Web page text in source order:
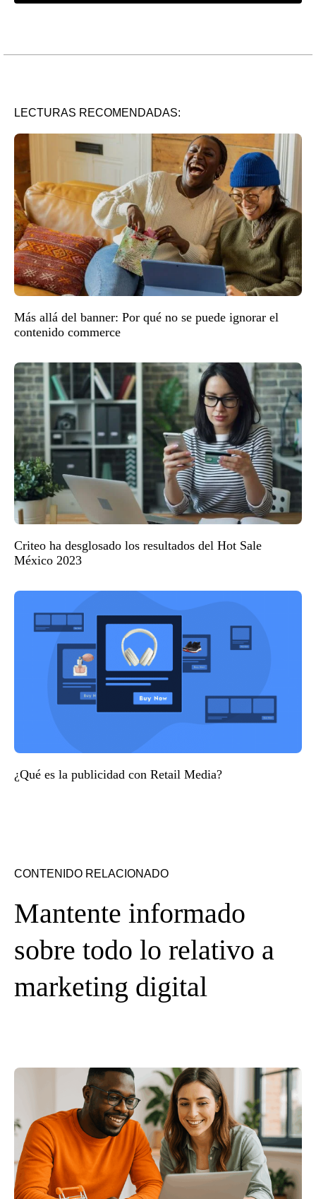
LECTURAS RECOMENDADAS:
Más allá del banner: Por qué no se puede ignorar el
contenido commerce
Criteo ha desglosado los resultados del Hot Sale
México 2023
¿Qué es la publicidad con Retail Media?
CONTENIDO RELACIONADO
Mantente informado
sobre todo lo relativo a
marketing digital